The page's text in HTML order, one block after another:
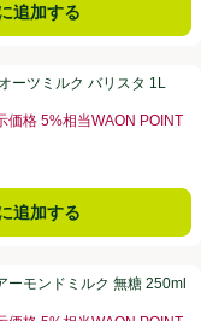
追加する
タ 1L
ーツミルク バリスタ 1L
価格 5%相当WAON POINT
ック】税抜表示価格 5%相
追加する
糖 250ml
ーモンドミルク 無糖 250ml